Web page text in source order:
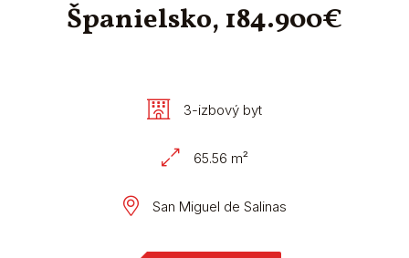
Španielsko, 184.900€
3-izbový byt
65.56 m²
San Miguel de Salinas